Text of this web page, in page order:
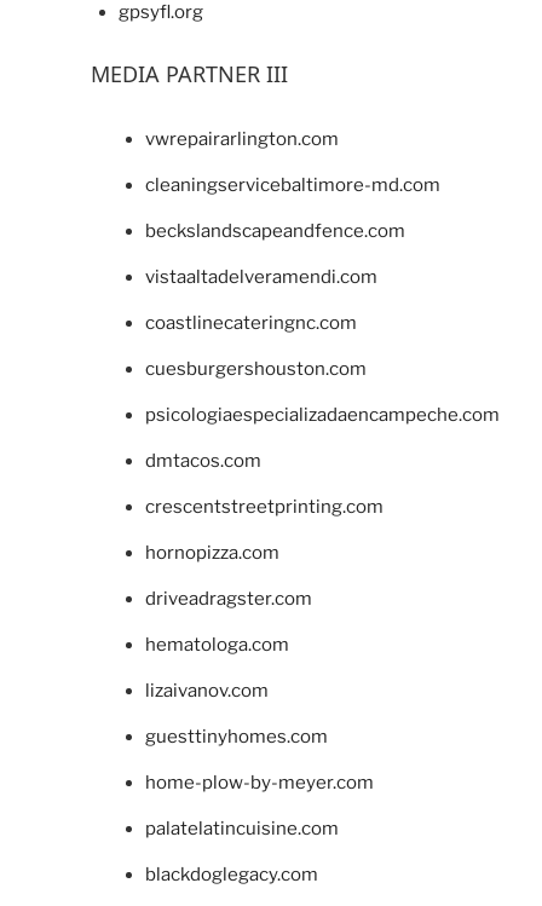
gpsyfl.org
MEDIA PARTNER III
vwrepairarlington.com
cleaningservicebaltimore-md.com
beckslandscapeandfence.com
vistaaltadelveramendi.com
coastlinecateringnc.com
cuesburgershouston.com
psicologiaespecializadaencampeche.com
dmtacos.com
crescentstreetprinting.com
hornopizza.com
driveadragster.com
hematologa.com
lizaivanov.com
guesttinyhomes.com
home-plow-by-meyer.com
palatelatincuisine.com
blackdoglegacy.com